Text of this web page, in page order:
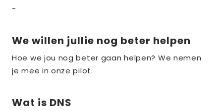
meer
the_title;
-
Lees
meer
over
We willen jullie nog beter helpen
Hoe we jou nog beter gaan helpen? We nemen
je mee in onze pilot.
Lees
Wat is DNS